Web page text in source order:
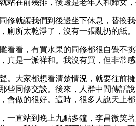
修就讓我們到後邊坐下休息，替換
廁所太乾淨了，沒有一張亂扔的紙。
看看，有買水果的同修都很自覺不
真是一派祥和。我沒有買，但非常感
。大家都想看清楚情況，就要往
些同修交談。後來，人群中間傳話
會做的很好。這時，很多人說天上
一直站到晚上九點多鐘，李昌微笑